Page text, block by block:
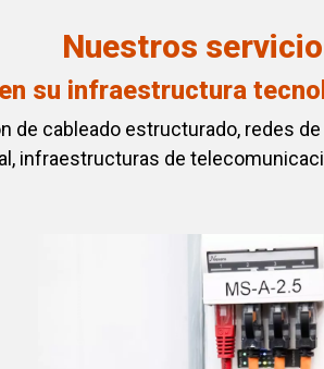
Nuestros
su infraestructura
de cableado estructurado, redes
infraestructuras de